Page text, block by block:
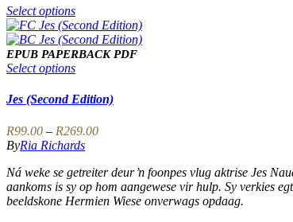
the
product
page
Select optionsThis
product
has
multiple
variants.
options
be
chosen
on
the
product
page
EPUB PAPERBACK PDF
Select optionsThis
has
multiple
variants.
The
options
may
be
chosen
Jes (Second Edition)
R99.00 – R269.00Price
through
R269.00
ByRia Richards
Ná weke se getreiter deur ŉ foonpes vlug aktrise Jes
aankoms is sy op hom aangewese vir hulp. Sy verkies
beeldskone Hermien Wiese onverwags opdaag.